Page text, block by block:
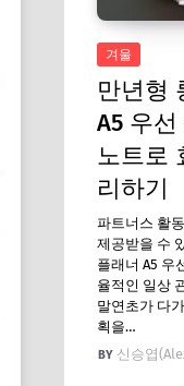
겨울
만년형
A5 우
노트로
리하기
파트너스 활
제공받을 수
플래너 A5 우
율적인 일상
말연초가 다
획을…
신승엽